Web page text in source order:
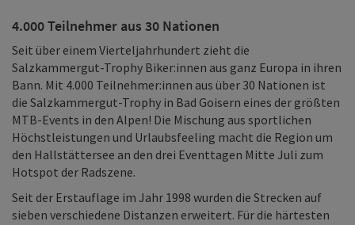
4.000 Teilnehmer aus 30 Nationen
Seit über einem Vierteljahrhundert zieht die
Salzkammergut-Trophy Biker:innen aus ganz Europa in ihren
Bann. Mit 4.000 Teilnehmer:innen aus über 30 Nationen ist
die Salzkammergut-Trophy in Bad Goisern eines der größten
MTB-Events in den Alpen! Die Mischung aus sportlichen
Höchstleistungen und Urlaubsfeeling macht die Region um
den Hallstättersee an den drei Eventtagen Mitte Juli zum
Hotspot der Radszene.
Seit der Erstauflage im Jahr 1998 wurden die Strecken auf
sieben verschiedene Distanzen erweitert. Für die härtesten